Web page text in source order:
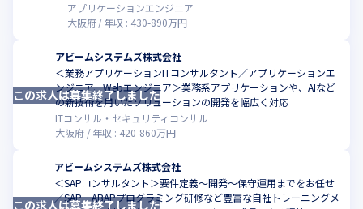
アプリケーションエンジニア
大阪府
年収 : 430-890万円
アビームシステムズ株式会社
＜業務アプリケーションITコンサルタント／アプリケーションエ
ンジニア、Webエンジニア＞業務系アプリケーションや、AIなど
の新技術を用いたソリューションの開発を幅広く対応
ITコンサル・セキュリティコンサル
大阪府
年収 : 420-860万円
この求人は募集終了しました
アビームシステムズ株式会社
＜SAPコンサルタント＞要件定義～開発～保守運用までをお任せ
／SAP、ABAPプログラミング研修など豊富な自社トレーニングメ
この求人は募集終了しました